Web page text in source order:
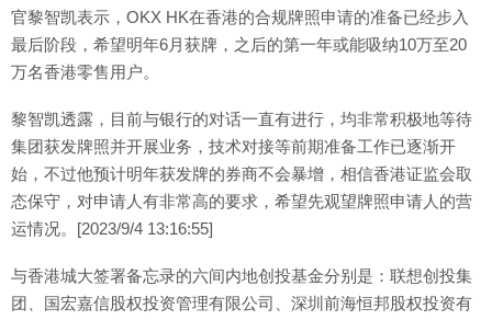
官黎智凯表示，OKX HK在香港的合规牌照申请的准备已经步入
最后阶段，希望明年6月获牌，之后的第一年或能吸纳10万至20
万名香港零售用户。
黎智凯透露，目前与银行的对话一直有进行，均非常积极地等待
集团获发牌照并开展业务，技术对接等前期准备工作已逐渐开
始，不过他预计明年获发牌的券商不会暴增，相信香港证监会取
态保守，对申请人有非常高的要求，希望先观望牌照申请人的营
运情况。[2023/9/4 13:16:55]
与香港城大签署备忘录的六间内地创投基金分别是：联想创投集
团、国宏嘉信股权投资管理有限公司、深圳前海恒邦股权投资有